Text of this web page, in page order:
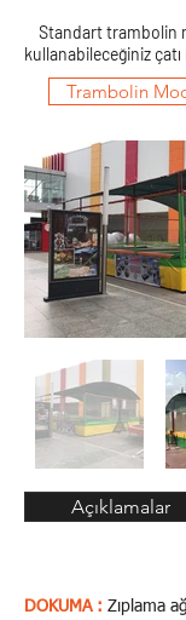
Standart trambolin
kullanabileceğiniz
Trambolin
Açıklamalar
DOKUMA : Zıplama